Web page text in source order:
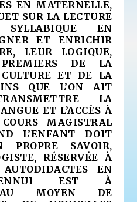
EN MATERNELLE,
SUR LA LECTURE
EN
ET ENRICHIR
LEUR LOGIQUE,
DE LA
ET DE LA
QUE L’ON AIT
LA
ET L’ACCÈS À
MAGISTRAL
L’ENFANT DOIT
PROPRE SAVOIR,
RÉSERVÉE À
EN
EST À
AU MOYEN DE